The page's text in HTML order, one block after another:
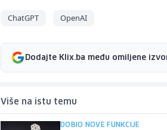
ChatGPT OpenAI
Dodajte Klix.ba među omiljene
Više na istu temu
DOBIO NOVE FUNKCIJE